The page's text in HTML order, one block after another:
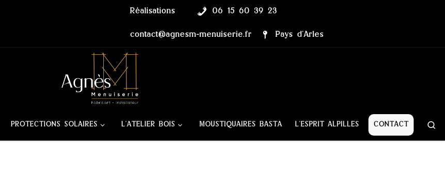
Réalisations 06 15 60 39 23
contact@agnesm-menuiserie.fr Pays d’Arles
PROTECTIONS SOLAIRES L’ATELIER BOIS MOUSTIQUAIRES BASTA L’ESPRIT ALPILLES CONTACT